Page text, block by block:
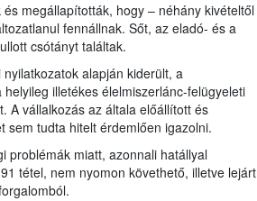
megállapították, hogy – néhány kivételtől
fennállnak. Sőt, az eladó- és a
csótányt találtak.
alapján kiderült, a
illetékes élelmiszerlánc-felügyeleti
A vállalkozás az általa előállított és
sem tudta hitelt érdemlően igazolni.
problémák miatt, azonnali hatállyal
tétel, nem nyomon követhető, illetve lejárt